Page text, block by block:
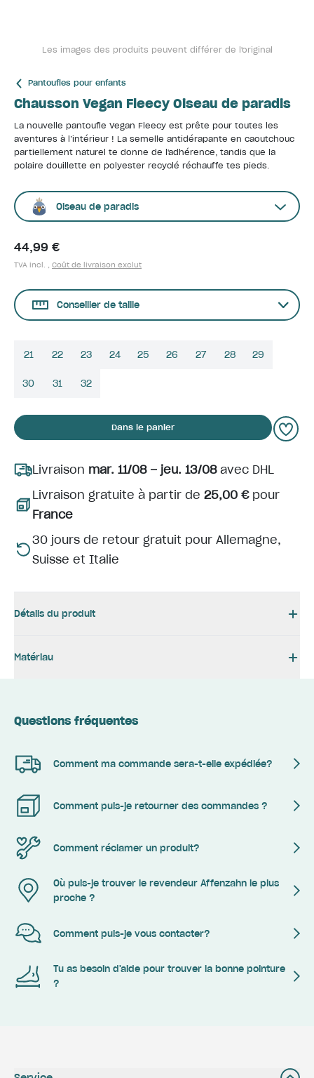
Les images des produits peuvent différer de l'original
Pantoufles pour enfants
Chausson Vegan Fleecy Oiseau de paradis
La nouvelle pantoufle Vegan Fleecy est prête pour toutes les
aventures à l’intérieur ! La semelle antidérapante en caoutchouc
partiellement naturel te donne de l'adhérence, tandis que la
polaire douillette en polyester recyclé réchauffe tes pieds.
Oiseau de paradis
44,99 €
TVA incl. , Coût de livraison exclut
Conseiller de taille
21 22 23 24 25 26 27 28 29
30 31 32
Dans le panier
Livraison mar. 11/08 – jeu. 13/08avec DHL
Livraison gratuite à partir de 25,00 €pour
France
30 jours de retour gratuit pour Allemagne,
Suisse et Italie
Détails du produit
Matériau
Questions fréquentes
Comment ma commande sera-t-elle expédiée?
Comment puis-je retourner des commandes ?
Comment réclamer un produit?
Où puis-je trouver le revendeur Affenzahn le plus
proche ?
Comment puis-je vous contacter?
Tu as besoin d'aide pour trouver la bonne pointure
?